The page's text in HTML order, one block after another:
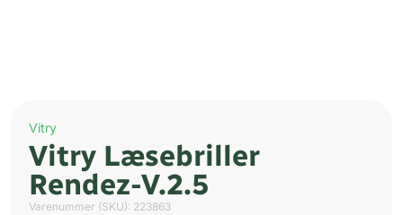
Vitry
Vitry Læsebriller
Rendez-V.2.5
Varenummer (SKU): 223863